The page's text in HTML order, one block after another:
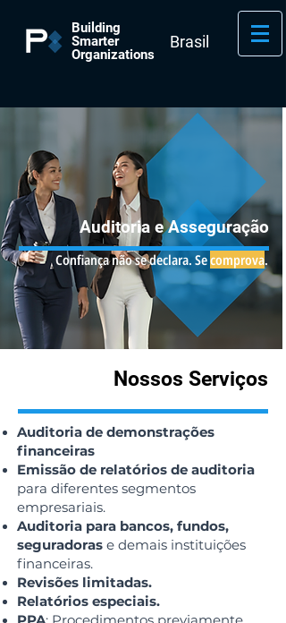
Building
Smarter
Organizations
Brasil
Auditoria e Asseguração
Confiança não se declara. Secomprova.
Nossos Serviços
Auditoria de demonstrações
financeiras
Emissão de relatórios de auditoria
para diferentes segmentos
empresariais.
Auditoria para bancos, fundos,
seguradoras e demais instituições
financeiras.
Revisões limitadas.
Relatórios especiais.